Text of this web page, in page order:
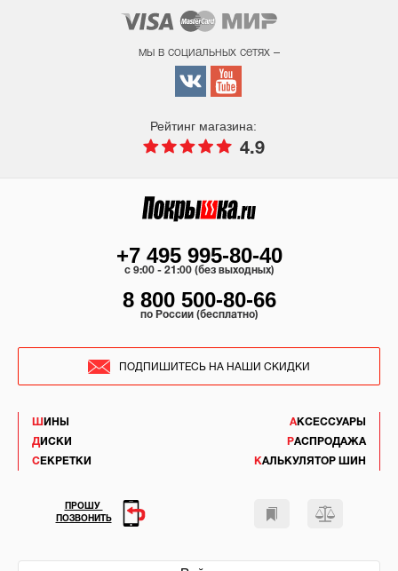
мы в социальных сетях –
Рейтинг магазина:
4.9
ШИНЫ
ДИСКИ
СЕКРЕТКИ
АКСЕССУАРЫ
РАСПРОДАЖА
КАЛЬКУЛЯТОР ШИН
+7 495 995-80-40
c 9:00 - 21:00 (без выходных)
8 800 500-80-66
по России (бесплатно)
ПОДПИШИТЕСЬ НА НАШИ СКИДКИ
ПРОШУ
ПОЗВОНИТЬ